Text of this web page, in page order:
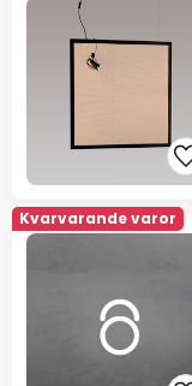
Kvarvarande varor